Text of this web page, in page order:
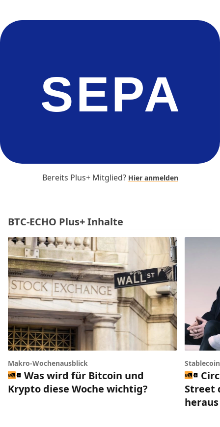
SEPA
Bereits Plus+ Mitglied? Hier anmelden
BTC-ECHO Plus+ Inhalte
Makro-Wochenausblick
Was wird für Bitcoin und
Krypto diese Woche wichtig?
Street
heraus